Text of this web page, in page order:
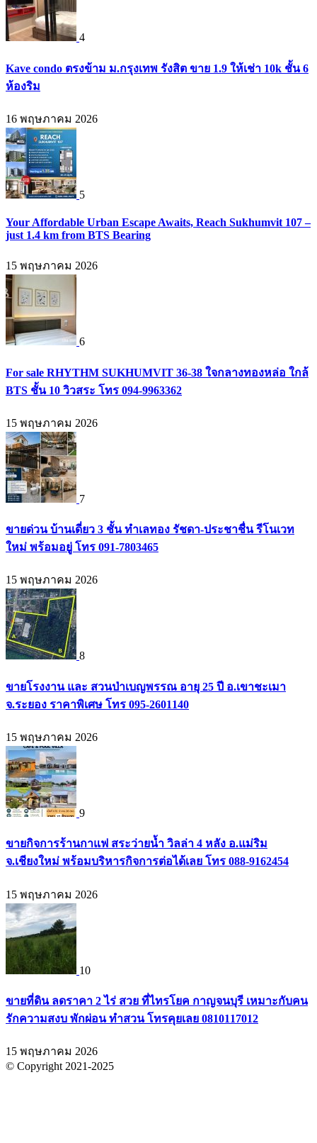
4
Kave condo ตรงข้าม ม.กรุงเทพ รังสิต ขาย 1.9 ให้เช่า 10k ชั้น 6
ห้องริม
16 พฤษภาคม 2026
5
Your Affordable Urban Escape Awaits, Reach Sukhumvit 107 –
just 1.4 km from BTS Bearing
15 พฤษภาคม 2026
6
For sale RHYTHM SUKHUMVIT 36-38 ใจกลางทองหล่อ ใกล้
BTS ชั้น 10 วิวสระ โทร 094-9963362
15 พฤษภาคม 2026
7
ขายด่วน บ้านเดี่ยว 3 ชั้น ทำเลทอง รัชดา-ประชาชื่น รีโนเวท
ใหม่ พร้อมอยู่ โทร 091-7803465
15 พฤษภาคม 2026
8
ขายโรงงาน และ สวนป่าเบญพรรณ อายุ 25 ปี อ.เขาชะเมา
จ.ระยอง ราคาพิเศษ โทร 095-2601140
15 พฤษภาคม 2026
9
ขายกิจการร้านกาแฟ สระว่ายน้ำ วิลล่า 4 หลัง อ.แม่ริม
จ.เชียงใหม่ พร้อมบริหารกิจการต่อได้เลย โทร 088-9162454
15 พฤษภาคม 2026
10
ขายที่ดิน ลดราคา 2 ไร่ สวย ที่ไทรโยค กาญจนบุรี เหมาะกับคน
รักความสงบ พักผ่อน ทำสวน โทรคุยเลย 0810117012
15 พฤษภาคม 2026
© Copyright 2021-2025